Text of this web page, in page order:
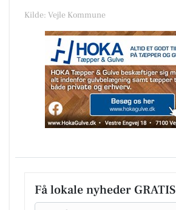
Kilde: Vejle Kommune
Få lokale nyheder GRATIS
Email